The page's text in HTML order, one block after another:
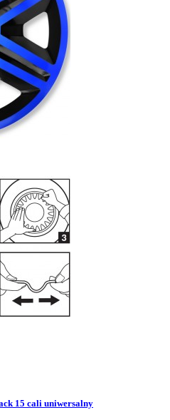
15 cali uniwersalny